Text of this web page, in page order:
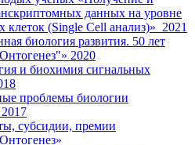
данных на уровне
клеток (Single Cell анализ)» 2021
биология развития. 50 лет
2020
и биохимия сигнальных
проблемы биологии
субсидии, премии